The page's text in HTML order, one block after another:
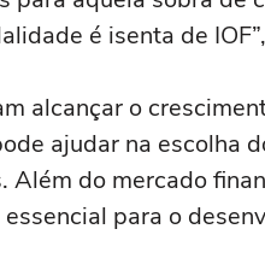
é isenta de
alcançar o
ajudar na escolha
Além do mercado
para o